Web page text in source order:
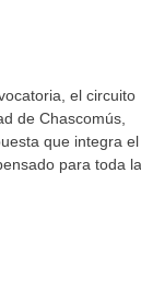
el circuito
de Chascomús,
que integra el
para toda la